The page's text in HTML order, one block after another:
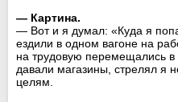
— Картина.
— Вот и я думал: «Куда я
ездили в одном вагоне на
на трудовую перемещались
давали магазины, стрелял я
целям.